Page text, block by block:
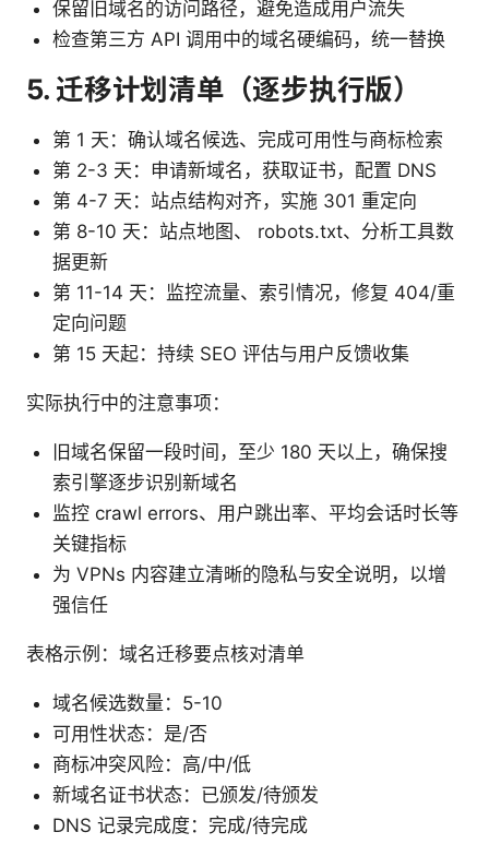
保留旧域名的访问路径，避免造成用户流失
检查第三方 API 调用中的域名硬编码，统一替换
5. 迁移计划清单（逐步执行版）
第 1 天：确认域名候选、完成可用性与商标检索
第 2-3 天：申请新域名，获取证书，配置 DNS
第 4-7 天：站点结构对齐，实施 301 重定向
第 8-10 天：站点地图、 robots.txt、分析工具数
据更新
第 11-14 天：监控流量、索引情况，修复 404/重
定向问题
第 15 天起：持续 SEO 评估与用户反馈收集
实际执行中的注意事项：
旧域名保留一段时间，至少 180 天以上，确保搜
索引擎逐步识别新域名
监控 crawl errors、用户跳出率、平均会话时长等
关键指标
为 VPNs 内容建立清晰的隐私与安全说明，以增
强信任
表格示例：域名迁移要点核对清单
域名候选数量：5-10
可用性状态：是/否
商标冲突风险：高/中/低
新域名证书状态：已颁发/待颁发
DNS 记录完成度：完成/待完成